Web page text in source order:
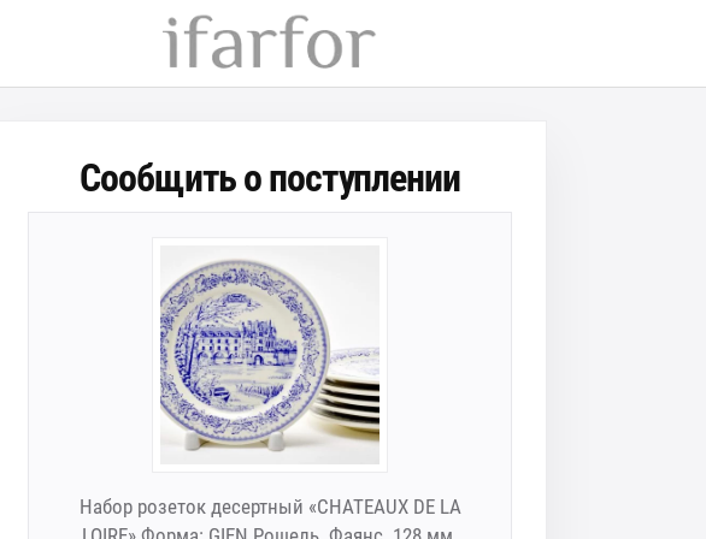
Сообщить о поступлении
Набор розеток десертный «CHATEAUX DE LA